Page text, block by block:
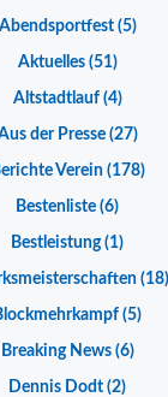
Abendsportfest(5)
Aktuelles(51)
Altstadtlauf(4)
der Presse(27)
Verein(178)
Bestenliste (6)
Bestleistung(1)
(18)
(5)
Breaking News(6)
Dennis Dodt (2)